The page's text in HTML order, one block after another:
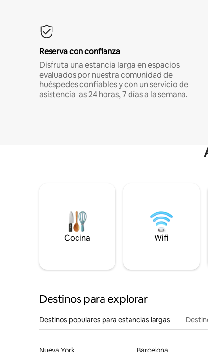
Reserva con confianza
Disfruta una estancia larga en espacios
evaluados por nuestra comunidad de
huéspedes confiables y con un servicio de
asistencia las 24 horas, 7 días a la semana.
Cocina Wifi
Destinos para explorar
Destinos populares para estancias largas
Nueva York Barcelona